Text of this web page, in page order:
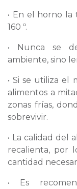
• En el horno
160 º.
• Nunca se
ambiente, sino
• Si se utiliza el
alimentos a
zonas frías,
sobrevivir.
• La calidad del
recalienta, por
cantidad
• Es